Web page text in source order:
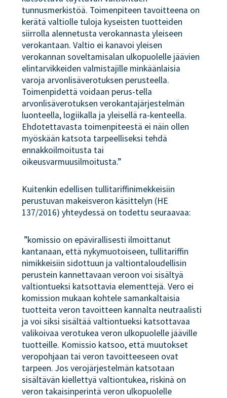
tunnusmerkistöä. Toimenpiteen tavoitteena on
kerätä valtiolle tuloja kyseisten tuotteiden
siirrolla alennetusta verokannasta yleiseen
verokantaan. Valtio ei kanavoi yleisen
verokannan soveltamisalan ulkopuolelle jäävien
elintarvikkeiden valmistajille minkäänlaisia
varoja arvonlisäverotuksen perusteella.
Toimenpidettä voidaan perus-tella
arvonlisäverotuksen verokantajärjestelmän
luonteella, logiikalla ja yleisellä ra-kenteella.
Ehdotettavasta toimenpiteestä ei näin ollen
myöskään katsota tarpeelliseksi tehdä
ennakkoilmoitusta tai
oikeusvarmuusilmoitusta.”
Kuitenkin edellisen tullitariffinimekkeisiin
perustuvan makeisveron käsittelyn (HE
137/2016) yhteydessä on todettu seuraavaa:
”komissio on epävirallisesti ilmoittanut
kantanaan, että nykymuotoiseen, tullitariffin
nimikkeisiin sidottuun ja valtiontaloudellisin
perustein kannettavaan veroon voi sisältyä
valtiontueksi katsottavia elementtejä. Vero ei
komission mukaan kohtele samankaltaisia
tuotteita veron tavoitteen kannalta neutraalisti
ja voi siksi sisältää valtiontueksi katsottavaa
valikoivaa verotukea veron ulkopuolelle jääville
tuotteille. Komissio katsoo, että muutokset
veropohjaan tai veron tavoitteeseen ovat
tarpeen. Jos verojärjestelmän katsotaan
sisältävän kiellettyä valtiontukea, riskinä on
veron takaisinperintä veron ulkopuolelle